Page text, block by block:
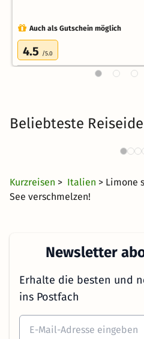
Auch als Gutschein möglich
4.5 /5.0
Beliebteste
Kurzurlaub
1209
Kurzreisen > Italien > Limone
See verschmelzen!
Newsletter
Erhalte die besten und
ins Postfach